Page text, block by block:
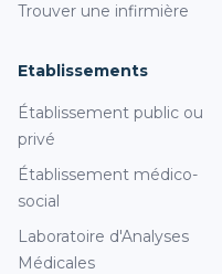
Trouver une infirmière
Etablissements
Établissement public ou
privé
Établissement médico-
social
Laboratoire d'Analyses
Médicales